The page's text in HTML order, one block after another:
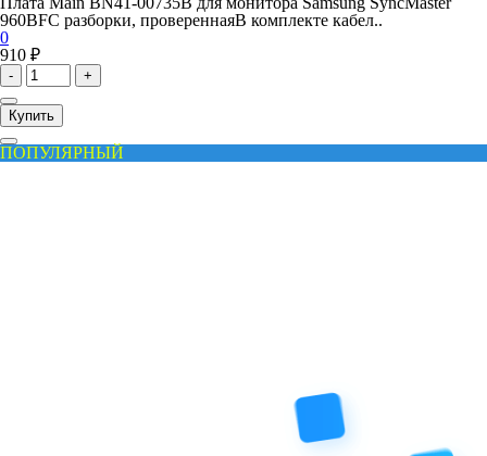
960BFС разборки, провереннаяВ комплекте кабел..
0
910 ₽
- +
Купить
ПОПУЛЯРНЫЙ